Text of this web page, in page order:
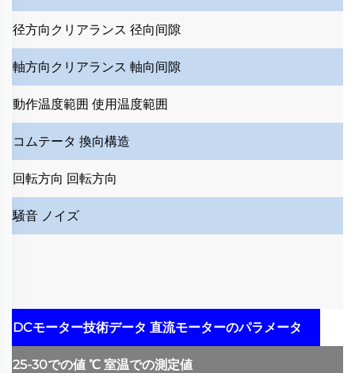
径方向クリアランス 径向间隙
軸方向クリアランス 軸向间隙
動作温度範囲 使用温度範囲
コムテータ 換向構造
回転方向 回転方向
騒音 ノイズ
DCモーター技術データ 直流モーターのパラメータ
25-30での値 ℃ 室温での測定値